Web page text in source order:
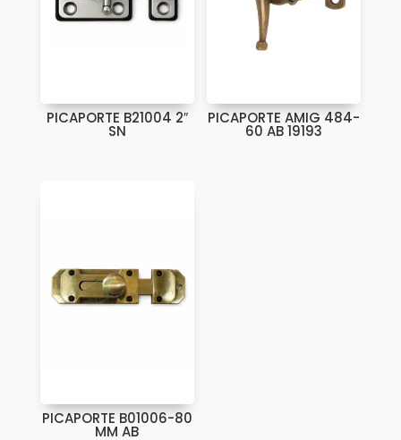
PICAPORTE B21004 2″
SN
PICAPORTE AMIG 484-
60 AB 19193
PICAPORTE B01006-80
MM AB